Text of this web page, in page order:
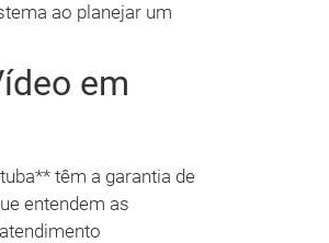
ao planejar um
em
têm a garantia de
entendem as